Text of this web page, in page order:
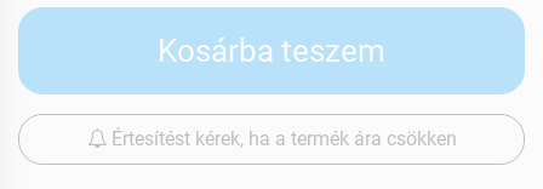
Kosárba teszem
Értesítést kérek, ha a termék ára csökken